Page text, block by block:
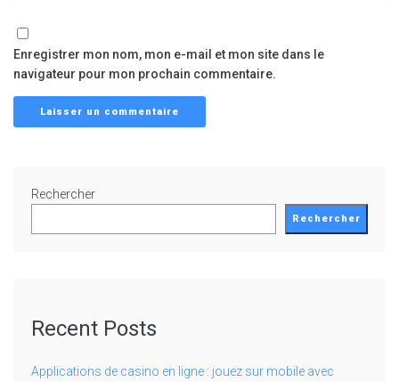
Enregistrer mon nom, mon e-mail et mon site dans le
navigateur pour mon prochain commentaire.
Rechercher
Rechercher
Recent Posts
Applications de casino en ligne : jouez sur mobile avec